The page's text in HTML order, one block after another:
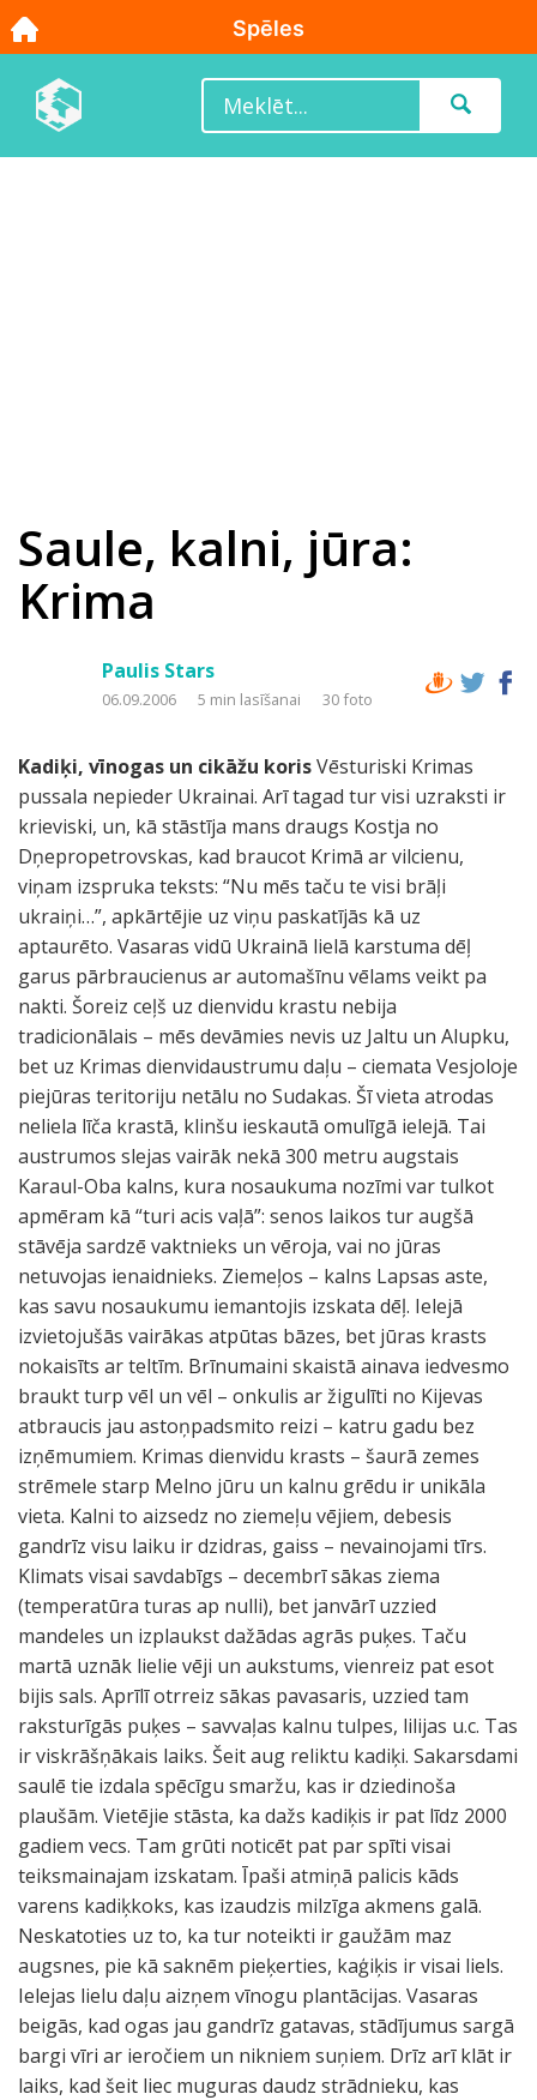
Saule, kalni, jūra:
Krima
Paulis Stars
06.09.2006 5 min lasīšanai 30 foto
Kadiķi, vīnogas un cikāžu korisVēsturiski Krimas
pussala nepieder Ukrainai. Arī tagad tur visi uzraksti ir
krieviski, un, kā stāstīja mans draugs Kostja no
Dņepropetrovskas, kad braucot Krimā ar vilcienu,
viņam izspruka teksts: “Nu mēs taču te visi brāļi
ukraiņi…”, apkārtējie uz viņu paskatījās kā uz
aptaurēto. Vasaras vidū Ukrainā lielā karstuma dēļ
garus pārbraucienus ar automašīnu vēlams veikt pa
nakti. Šoreiz ceļš uz dienvidu krastu nebija
tradicionālais – mēs devāmies nevis uz Jaltu un Alupku,
bet uz Krimas dienvidaustrumu daļu – ciemata Vesjoloje
piejūras teritoriju netālu no Sudakas. Šī vieta atrodas
neliela līča krastā, klinšu ieskautā omulīgā ielejā. Tai
austrumos slejas vairāk nekā 300 metru augstais
Karaul-Oba kalns, kura nosaukuma nozīmi var tulkot
apmēram kā “turi acis vaļā”: senos laikos tur augšā
stāvēja sardzē vaktnieks un vēroja, vai no jūras
netuvojas ienaidnieks. Ziemeļos – kalns Lapsas aste,
kas savu nosaukumu iemantojis izskata dēļ. Ielejā
izvietojušās vairākas atpūtas bāzes, bet jūras krasts
nokaisīts ar teltīm. Brīnumaini skaistā ainava iedvesmo
braukt turp vēl un vēl – onkulis ar žigulīti no Kijevas
atbraucis jau astoņpadsmito reizi – katru gadu bez
izņēmumiem. Krimas dienvidu krasts – šaurā zemes
strēmele starp Melno jūru un kalnu grēdu ir unikāla
vieta. Kalni to aizsedz no ziemeļu vējiem, debesis
gandrīz visu laiku ir dzidras, gaiss – nevainojami tīrs.
Klimats visai savdabīgs – decembrī sākas ziema
(temperatūra turas ap nulli), bet janvārī uzzied
mandeles un izplaukst dažādas agrās puķes. Taču
martā uznāk lielie vēji un aukstums, vienreiz pat esot
bijis sals. Aprīlī otrreiz sākas pavasaris, uzzied tam
raksturīgās puķes – savvaļas kalnu tulpes, lilijas u.c. Tas
ir viskrāšņākais laiks. Šeit aug reliktu kadiķi. Sakarsdami
saulē tie izdala spēcīgu smaržu, kas ir dziedinoša
plaušām. Vietējie stāsta, ka dažs kadiķis ir pat līdz 2000
gadiem vecs. Tam grūti noticēt pat par spīti visai
teiksmainajam izskatam. Īpaši atmiņā palicis kāds
varens kadiķkoks, kas izaudzis milzīga akmens galā.
Neskatoties uz to, ka tur noteikti ir gaužām maz
augsnes, pie kā saknēm pieķerties, kaģiķis ir visai liels.
Ielejas lielu daļu aizņem vīnogu plantācijas. Vasaras
beigās, kad ogas jau gandrīz gatavas, stādījumus sargā
bargi vīri ar ieročiem un nikniem suņiem. Drīz arī klāt ir
laiks, kad šeit liec muguras daudz strādnieku, kas